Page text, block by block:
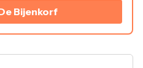
Bijenkorf